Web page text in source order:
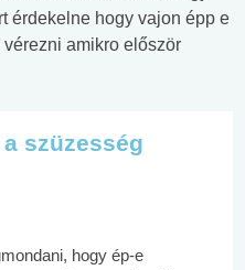
érdekelne hogy vajon épp e
amikro először
szüzesség
hogy ép-e